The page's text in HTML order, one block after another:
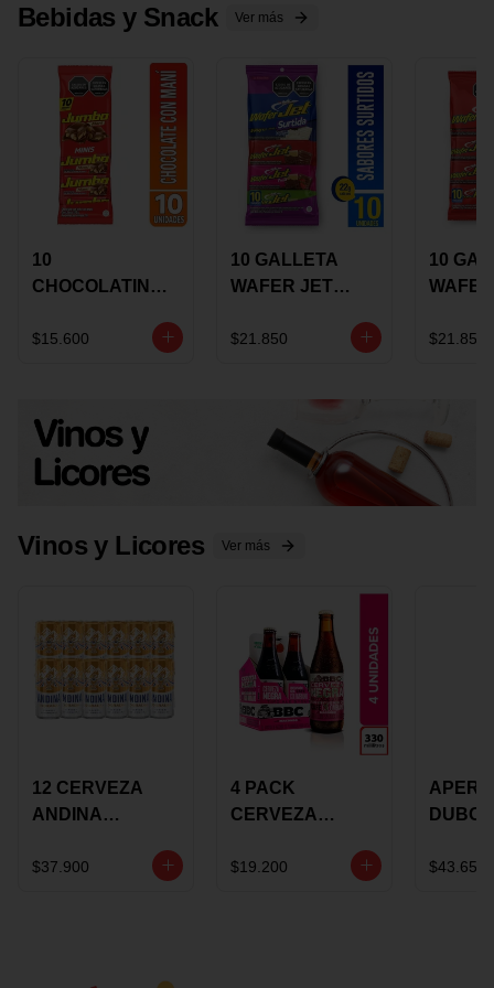
Bebidas y Snack Ver más
10
CHOCOLATINA
17 GRS
$15.600
10 GALLETA
WAFER JET
GRS
$21.850
10
GRS
$21.850
Vinos y Licores Ver más
12 CERVEZA
ANDINA
LATON
$37.900
4 PACK
CERVEZA
ROSE BBC
$19.200
VINO
$43.650